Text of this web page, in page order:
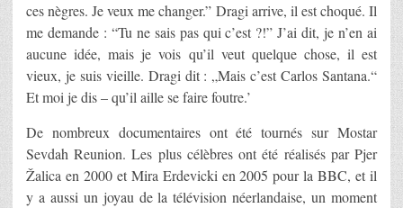
ces nègres. Je veux me changer.” Dragi arrive, il est choqué. Il
me demande : “Tu ne sais pas qui c’est ?!” J’ai dit, je n’en ai
aucune idée, mais je vois qu’il veut quelque chose, il est
vieux, je suis vieille. Dragi dit : „Mais c’est Carlos Santana.“
Et moi je dis – qu’il aille se faire foutre.’
De nombreux documentaires ont été tournés sur Mostar
Sevdah Reunion. Les plus célèbres ont été réalisés par Pjer
Žalica en 2000 et Mira Erdevicki en 2005 pour la BBC, et il
y a aussi un joyau de la télévision néerlandaise, un moment